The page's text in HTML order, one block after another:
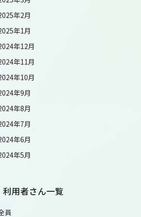
年2月
年1月
年12月
年11月
年10月
年9月
年8月
年7月
年6月
年5月
利用者さん一覧
員